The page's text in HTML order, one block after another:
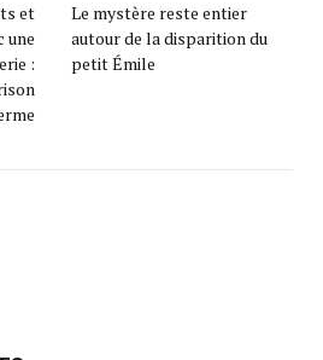
et
une
:
Le mystère reste entier
autour de la disparition du
petit Émile